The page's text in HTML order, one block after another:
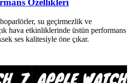
Özellikleri
su geçirmezlik ve
hava etkinliklerinde üstün performans
ses kalitesiyle öne çıkar.